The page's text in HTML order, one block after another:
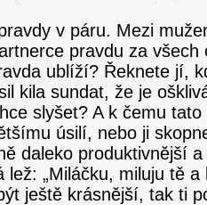
v páru. Mezi
pravdu za
ublíží? Řeknete jí,
kila sundat, že je
slyšet? A k čemu
úsilí, nebo ji
daleko produktivnější
lež: „Miláčku, miluju tě
ještě krásnější, tak ti